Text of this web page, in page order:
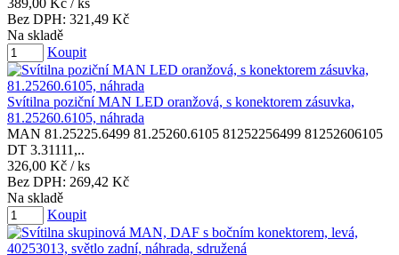
Bez DPH: 321,49 Kč
Na skladě
Koupit
Svítilna poziční MAN LED oranžová, s konektorem zásuvka,
81.25260.6105, náhrada
MAN 81.25225.6499 81.25260.6105 81252256499 81252606105
DT 3.31111,..
326,00 Kč / ks
Bez DPH: 269,42 Kč
Na skladě
Koupit